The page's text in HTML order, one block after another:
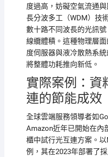
度過高，妨礙空氣流通
長分波多工（WDM）技
數十路不同波長的光訊
線纜體積。這種物理層
度伺服器與液冷散熱系
將整體功耗推向新低。
實際案例：資
連的節能成效
全球雲端服務領導者如
Amazon近年已開始在內
櫃中試行光互連方案。
例，其在2023年部署了